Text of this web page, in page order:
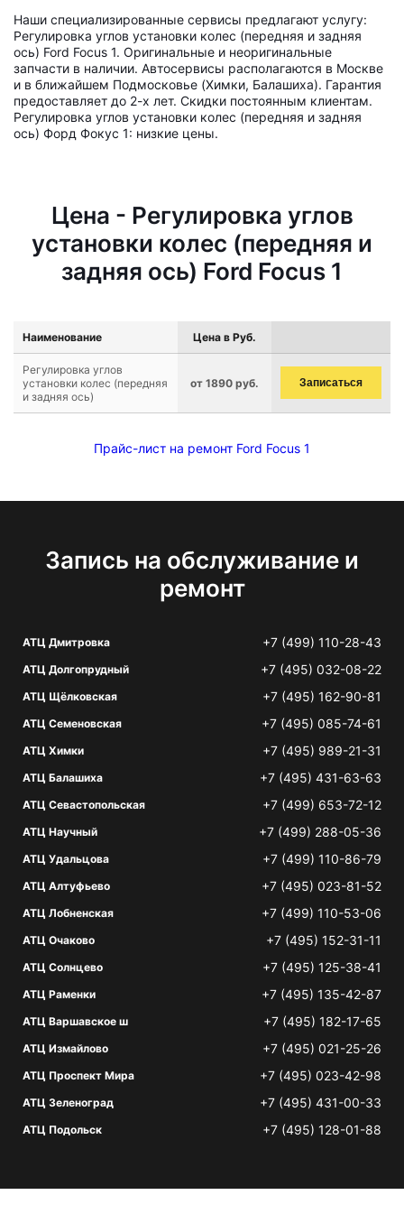
Наши специализированные сервисы предлагают услугу:
Регулировка углов установки колес (передняя и задняя
ось) Ford Focus 1. Оригинальные и неоригинальные
запчасти в наличии. Автосервисы располагаются в Москве
и в ближайшем Подмосковье (Химки, Балашиха). Гарантия
предоставляет до 2-х лет. Скидки постоянным клиентам.
Регулировка углов установки колес (передняя и задняя
ось) Форд Фокус 1: низкие цены.
Цена - Регулировка углов
установки колес (передняя и
задняя ось) Ford Focus 1
Наименование Цена в Руб.
Регулировка углов
установки колес (передняя
и задняя ось)
от 1890 руб. Записаться
Прайс-лист на ремонт Ford Focus 1
Запись на обслуживание и
ремонт
АТЦ Дмитровка +7 (499) 110-28-43
АТЦ Долгопрудный +7 (495) 032-08-22
АТЦ Щёлковская +7 (495) 162-90-81
АТЦ Семеновская +7 (495) 085-74-61
АТЦ Химки +7 (495) 989-21-31
АТЦ Балашиха +7 (495) 431-63-63
АТЦ Севастопольская +7 (499) 653-72-12
АТЦ Научный +7 (499) 288-05-36
АТЦ Удальцова +7 (499) 110-86-79
АТЦ Алтуфьево +7 (495) 023-81-52
АТЦ Лобненская +7 (499) 110-53-06
АТЦ Очаково +7 (495) 152-31-11
АТЦ Солнцево +7 (495) 125-38-41
АТЦ Раменки +7 (495) 135-42-87
АТЦ Варшавское ш +7 (495) 182-17-65
АТЦ Измайлово +7 (495) 021-25-26
АТЦ Проспект Мира +7 (495) 023-42-98
АТЦ Зеленоград +7 (495) 431-00-33
АТЦ Подольск +7 (495) 128-01-88